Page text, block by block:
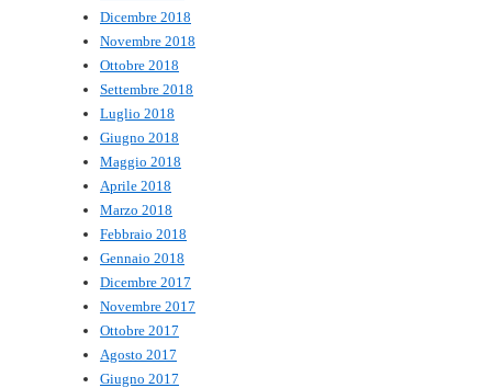
Dicembre 2018
Novembre 2018
Ottobre 2018
Settembre 2018
Luglio 2018
Giugno 2018
Maggio 2018
Aprile 2018
Marzo 2018
Febbraio 2018
Gennaio 2018
Dicembre 2017
Novembre 2017
Ottobre 2017
Agosto 2017
Giugno 2017